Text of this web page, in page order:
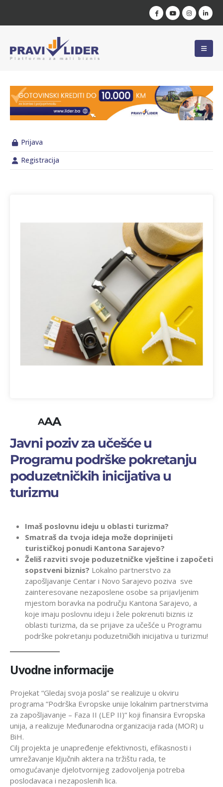
Prijava
Registracija
AAA
Javni poziv za učešće u
Programu podrške pokretanju
poduzetničkih inicijativa u
turizmu
Imaš poslovnu ideju u oblasti turizma?
Smatraš da tvoja ideja može doprinijeti
turističkoj ponudi Kantona Sarajevo?
Želiš razviti svoje poduzetničke vještine i započeti
sopstveni biznis? Lokalno partnerstvo za
zapošljavanje Centar i Novo Sarajevo poziva sve
zainteresovane nezaposlene osobe sa prijavljenim
mjestom boravka na području Kantona Sarajevo, a
koje imaju poslovnu ideju i žele pokrenuti biznis iz
oblasti turizma, da se prijave za učešće u Programu
podrške pokretanju poduzetničkih inicijativa u turizmu!
Uvodne informacije
Projekat “Gledaj svoja posla” se realizuje u okviru
programa “Podrška Evropske unije lokalnim partnerstvima
za zapošljavanje – Faza II (LEP II)“ koji finansira Evropska
unija, a realizuje Međunarodna organizacija rada (MOR) u
BiH.
Cilj projekta je unapređenje efektivnosti, efikasnosti i
umrežavanje ključnih aktera na tržištu rada, te
omogućavanje djelotvornijeg zadovoljenja potreba
poslodavaca i nezaposlenih lica.